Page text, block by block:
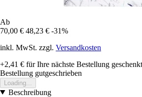
Ab
70,00 € 48,23 € -31%
inkl. MwSt. zzgl. Versandkosten
+2,41 € für Ihre nächste Bestellung geschenkt
Bestellung gutgeschrieben
Loading...
Beschreibung